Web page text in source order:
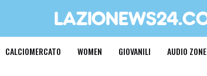
CALCIOMERCATO WOMEN GIOVANILI AUDIO ZONE